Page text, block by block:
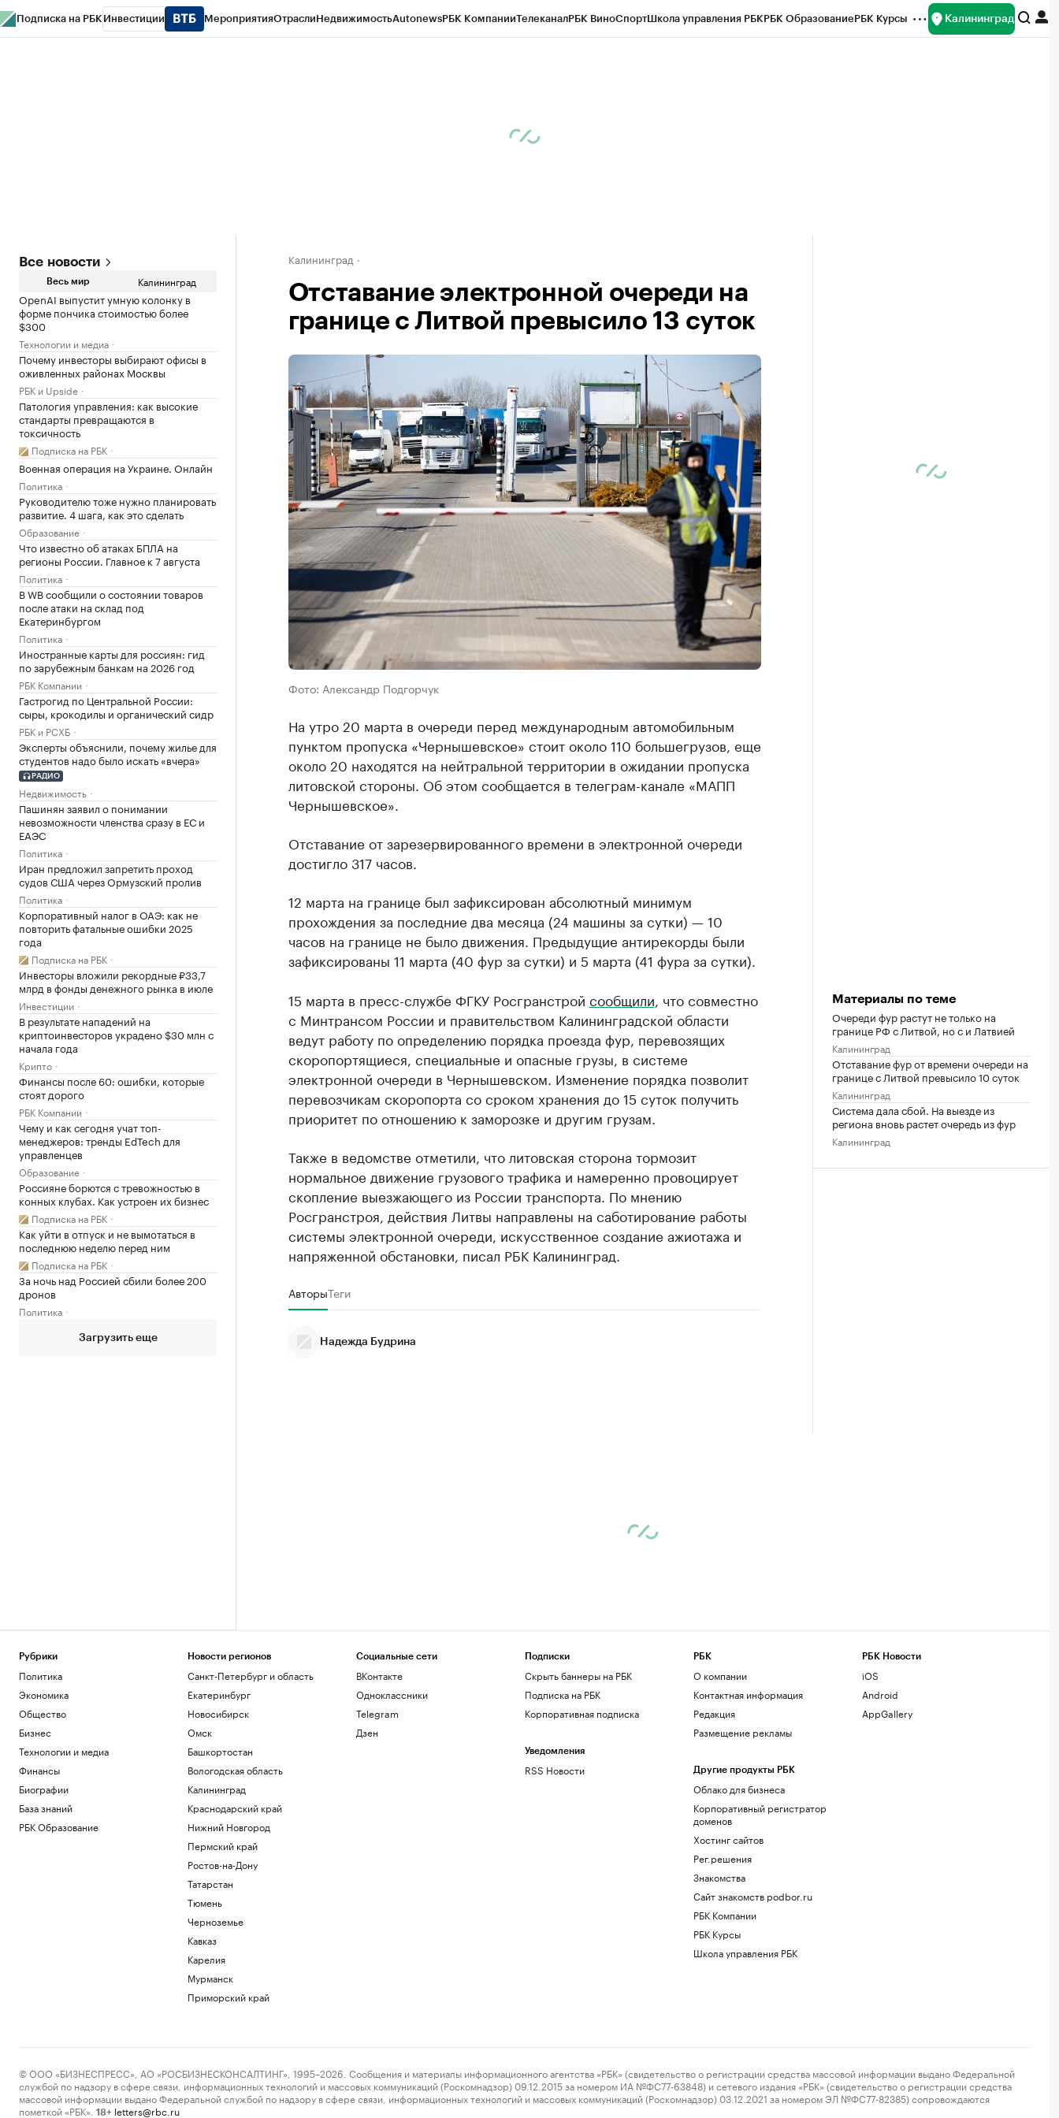
Подписка на РБК Инвестиции МероприятияОтраслиНедвижимостьAutonewsРБК КомпанииТелеканалРБК ВиноСпортШкола управления РБКРБК ОбразованиеРБК Курсы Калининград
Все новости
Весь мир Калининград
OpenAI выпустит умную колонку в
форме пончика стоимостью более
$300
Технологии и медиа
Почему инвесторы выбирают офисы в
оживленных районах Москвы
РБК и Upside
Патология управления: как высокие
стандарты превращаются в
токсичность
Подписка на РБК
Военная операция на Украине. Онлайн
Политика
Руководителю тоже нужно планировать
развитие. 4 шага, как это сделать
Образование
Что известно об атаках БПЛА на
регионы России. Главное к 7 августа
Политика
В WB сообщили о состоянии товаров
после атаки на склад под
Екатеринбургом
Политика
Иностранные карты для россиян: гид
по зарубежным банкам на 2026 год
РБК Компании
Гастрогид по Центральной России:
сыры, крокодилы и органический сидр
РБК и РСХБ
Эксперты объяснили, почему жилье для
студентов надо было искать «вчера»
РАДИО
Недвижимость
Пашинян заявил о понимании
невозможности членства сразу в ЕС и
ЕАЭС
Политика
Иран предложил запретить проход
судов США через Ормузский пролив
Политика
Корпоративный налог в ОАЭ: как не
повторить фатальные ошибки 2025
года
Подписка на РБК
Инвесторы вложили рекордные ₽33,7
млрд в фонды денежного рынка в июле
Инвестиции
В результате нападений на
криптоинвесторов украдено $30 млн с
начала года
Крипто
Финансы после 60: ошибки, которые
стоят дорого
РБК Компании
Чему и как сегодня учат топ-
менеджеров: тренды EdTech для
управленцев
Образование
Россияне борются с тревожностью в
конных клубах. Как устроен их бизнес
Подписка на РБК
Как уйти в отпуск и не вымотаться в
последнюю неделю перед ним
Подписка на РБК
За ночь над Россией сбили более 200
дронов
Политика
Загрузить еще
Калининград
Отставание электронной очереди на
границе с Литвой превысило 13 суток
Фото: Александр Подгорчук
На утро 20 марта в очереди перед международным автомобильным
пунктом пропуска «Чернышевское» стоит около 110 большегрузов, еще
около 20 находятся на нейтральной территории в ожидании пропуска
литовской стороны. Об этом сообщается в телеграм-канале «МАПП
Чернышевское».
Отставание от зарезервированного времени в электронной очереди
достигло 317 часов.
12 марта на границе был зафиксирован абсолютный минимум
прохождения за последние два месяца (24 машины за сутки) — 10
часов на границе не было движения. Предыдущие антирекорды были
зафиксированы 11 марта (40 фур за сутки) и 5 марта (41 фура за сутки).
15 марта в пресс-службе ФГКУ Росгранстрой сообщили , что совместно
с Минтрансом России и правительством Калининградской области
ведут работу по определению порядка проезда фур, перевозящих
скоропортящиеся, специальные и опасные грузы, в системе
электронной очереди в Чернышевском. Изменение порядка позволит
перевозчикам скоропорта со сроком хранения до 15 суток получить
приоритет по отношению к заморозке и другим грузам.
Также в ведомстве отметили, что литовская сторона тормозит
нормальное движение грузового трафика и намеренно провоцирует
скопление выезжающего из России транспорта. По мнению
Росгранстроя, действия Литвы направлены на саботирование работы
системы электронной очереди, искусственное создание ажиотажа и
напряженной обстановки, писал РБК Калининград.
АвторыТеги
Надежда Будрина
Материалы по теме
Очереди фур растут не только на
границе РФ с Литвой, но с и Латвией
Калининград
Отставание фур от времени очереди на
границе с Литвой превысило 10 суток
Калининград
Система дала сбой. На выезде из
региона вновь растет очередь из фур
Калининград
Рубрики
Политика
Экономика
Общество
Бизнес
Технологии и медиа
Финансы
Биографии
База знаний
РБК Образование
Новости регионов
Санкт-Петербург и область
Екатеринбург
Новосибирск
Омск
Башкортостан
Вологодская область
Калининград
Краснодарский край
Нижний Новгород
Пермский край
Ростов-на-Дону
Татарстан
Тюмень
Черноземье
Кавказ
Карелия
Мурманск
Приморский край
Социальные сети
ВКонтакте
Одноклассники
Telegram
Дзен
Подписки
Скрыть баннеры на РБК
Подписка на РБК
Корпоративная подписка
Уведомления
RSS Новости
РБК
О компании
Контактная информация
Редакция
Размещение рекламы
Другие продукты РБК
Облако для бизнеса
Корпоративный регистратор
доменов
Хостинг сайтов
Рег.решения
Знакомства
Сайт знакомств podbor.ru
РБК Компании
РБК Курсы
Школа управления РБК
РБК Новости
iOS
Android
AppGallery
© ООО «БИЗНЕСПРЕСС», АО «РОСБИЗНЕСКОНСАЛТИНГ», 1995–2026. Сообщения и материалы информационного агентства «РБК» (свидетельство о регистрации средства массовой информации выдано Федеральной
службой по надзору в сфере связи, информационных технологий и массовых коммуникаций (Роскомнадзор) 09.12.2015 за номером ИА №ФС77-63848) и сетевого издания «РБК» (свидетельство о регистрации средства
массовой информации выдано Федеральной службой по надзору в сфере связи, информационных технологий и массовых коммуникаций (Роскомнадзор) 03.12.2021 за номером ЭЛ №ФС77-82385) сопровождаются
пометкой «РБК».
18+ letters@rbc.ru